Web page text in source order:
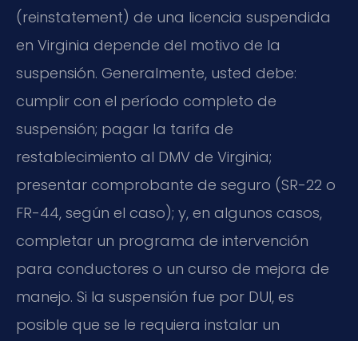
(reinstatement) de una licencia suspendida
en Virginia depende del motivo de la
suspensión. Generalmente, usted debe:
cumplir con el período completo de
suspensión; pagar la tarifa de
restablecimiento al DMV de Virginia;
presentar comprobante de seguro (SR-22 o
FR-44, según el caso); y, en algunos casos,
completar un programa de intervención
para conductores o un curso de mejora de
manejo. Si la suspensión fue por DUI, es
posible que se le requiera instalar un